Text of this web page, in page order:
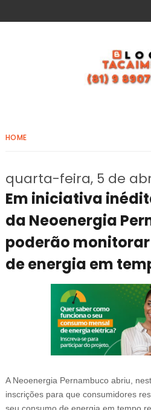
HOME
quarta-feira, 5 de
Em iniciativa
da Neoenergia
poderão
de energia em
A Neoenergia Pernambuco abriu,
inscrições para que consumidores